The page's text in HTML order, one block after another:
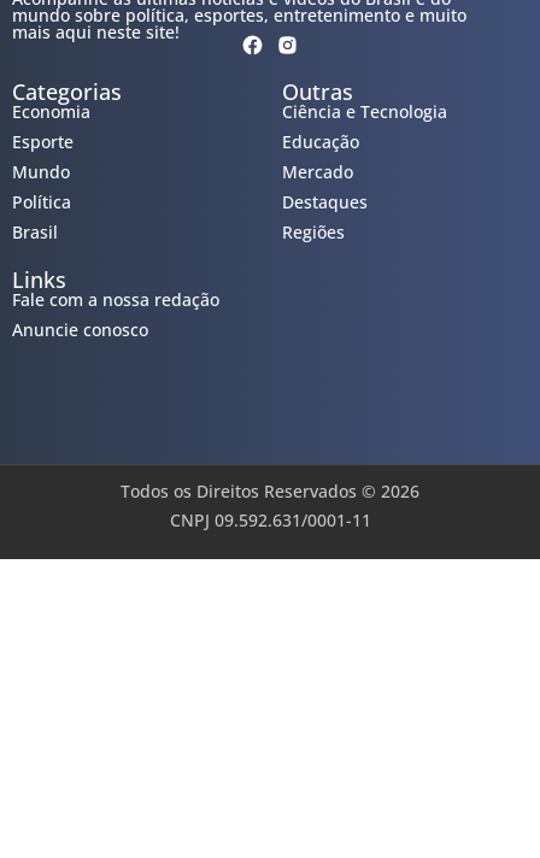
mundo sobre política, esportes, entretenimento e muito
mais aqui neste site!
Categorias
Economia
Esporte
Mundo
Política
Brasil
Outras
Ciência e Tecnologia
Educação
Mercado
Destaques
Regiões
Links
Fale com a nossa redação
Anuncie conosco
Todos os Direitos Reservados © 2026
CNPJ 09.592.631/0001-11